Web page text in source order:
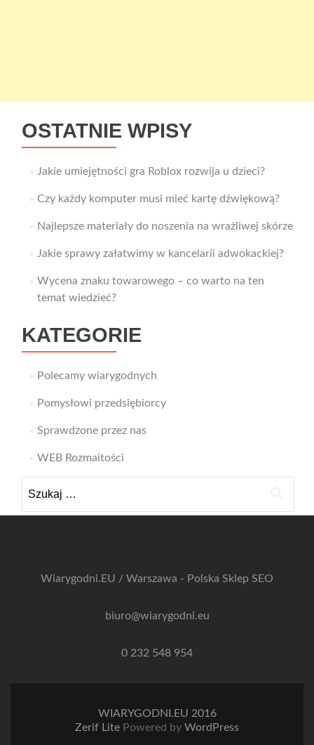
OSTATNIE WPISY
Jakie umiejętności gra Roblox rozwija u dzieci?
Czy każdy komputer musi mieć kartę dźwiękową?
Najlepsze materiały do noszenia na wrażliwej skórze
Jakie sprawy załatwimy w kancelarii adwokackiej?
Wycena znaku towarowego – co warto na ten
temat wiedzieć?
KATEGORIE
Polecamy wiarygodnych
Pomysłowi przedsiębiorcy
Sprawdzone przez nas
WEB Rozmaitości
Wiarygodni.EU / Warszawa - Polska Sklep SEO
biuro@wiarygodni.eu
0 232 548 954
WIARYGODNI.EU 2016
Zerif Lite Powered by WordPress